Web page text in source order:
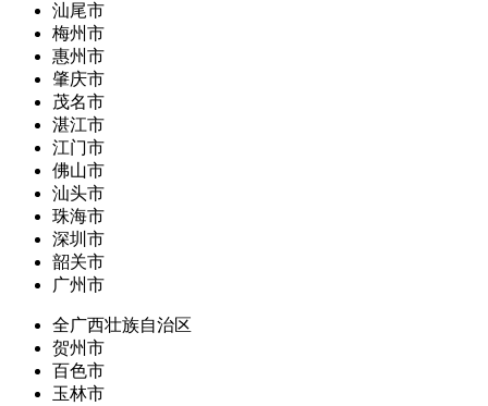
汕尾市
梅州市
惠州市
肇庆市
茂名市
湛江市
江门市
佛山市
汕头市
珠海市
深圳市
韶关市
广州市
全广西壮族自治区
贺州市
百色市
玉林市